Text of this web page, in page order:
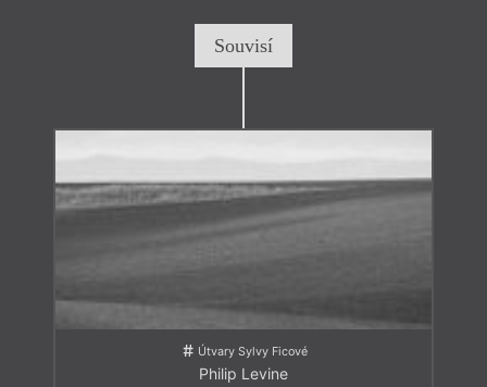
Souvisí
Útvary Sylvy Ficové
Philip Levine